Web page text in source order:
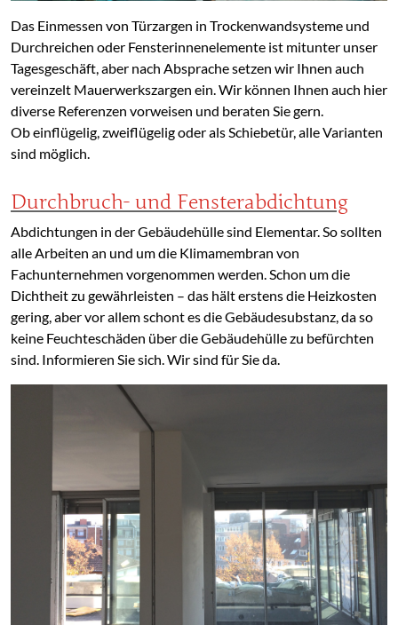
Das Einmessen von Türzargen in Trockenwandsysteme und
Durchreichen oder Fensterinnenelemente ist mitunter unser
Tagesgeschäft, aber nach Absprache setzen wir Ihnen auch
vereinzelt Mauerwerkszargen ein. Wir können Ihnen auch hier
diverse Referenzen vorweisen und beraten Sie gern.
Ob einflügelig, zweiflügelig oder als Schiebetür, alle Varianten
sind möglich.
Durchbruch- und Fensterabdichtung
Abdichtungen in der Gebäudehülle sind Elementar. So sollten
alle Arbeiten an und um die Klimamembran von
Fachunternehmen vorgenommen werden. Schon um die
Dichtheit zu gewährleisten – das hält erstens die Heizkosten
gering, aber vor allem schont es die Gebäudesubstanz, da so
keine Feuchteschäden über die Gebäudehülle zu befürchten
sind. Informieren Sie sich. Wir sind für Sie da.